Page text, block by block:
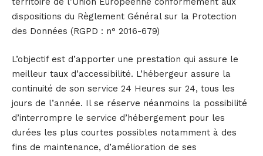
dispositions du Règlement Général sur la Protection
des Données (RGPD : n° 2016-679)
L’objectif est d’apporter une prestation qui assure le
meilleur taux d’accessibilité. L’hébergeur assure la
continuité de son service 24 Heures sur 24, tous les
jours de l’année. Il se réserve néanmoins la possibilité
d’interrompre le service d’hébergement pour les
durées les plus courtes possibles notamment à des
fins de maintenance, d’amélioration de ses